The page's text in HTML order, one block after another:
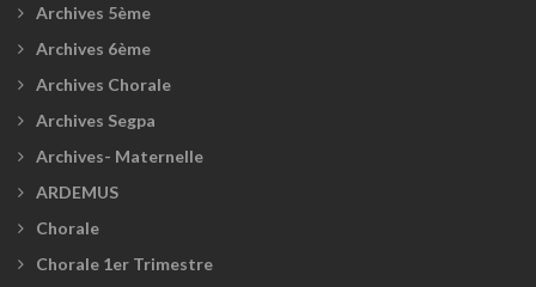
Archives 5ème
Archives 6ème
Archives Chorale
Archives Segpa
Archives- Maternelle
ARDEMUS
Chorale
Chorale 1er Trimestre